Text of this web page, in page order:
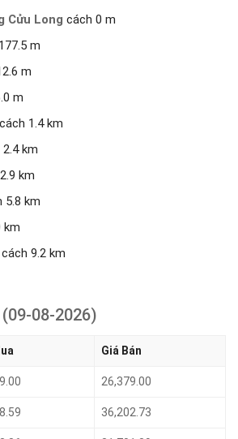
Cửu Long cách 0 m
m
m
m
cách 1.4 km
km
km
5.8 km
km
cách 9.2 km
(09-08-2026)
Giá Bán
26,379.00
36,202.73